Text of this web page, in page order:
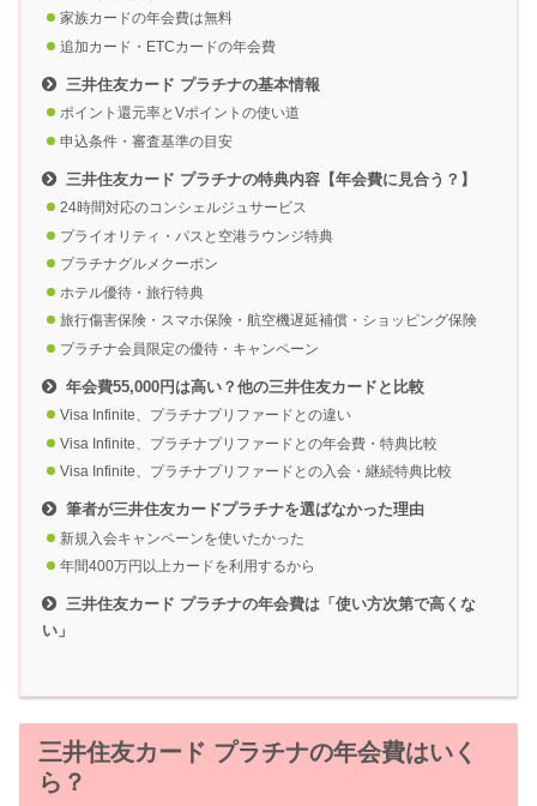
家族カードの年会費は無料
追加カード・ETCカードの年会費
三井住友カード プラチナの基本情報
ポイント還元率とVポイントの使い道
申込条件・審査基準の目安
三井住友カード プラチナの特典内容【年会費に見合う？】
24時間対応のコンシェルジュサービス
プライオリティ・パスと空港ラウンジ特典
プラチナグルメクーポン
ホテル優待・旅行特典
旅行傷害保険・スマホ保険・航空機遅延補償・ショッピング保険
プラチナ会員限定の優待・キャンペーン
年会費55,000円は高い？他の三井住友カードと比較
Visa Infinite、プラチナプリファードとの違い
Visa Infinite、プラチナプリファードとの年会費・特典比較
Visa Infinite、プラチナプリファードとの入会・継続特典比較
筆者が三井住友カードプラチナを選ばなかった理由
新規入会キャンペーンを使いたかった
年間400万円以上カードを利用するから
三井住友カード プラチナの年会費は「使い方次第で高くな
い」
三井住友カード プラチナの年会費はいく
ら？